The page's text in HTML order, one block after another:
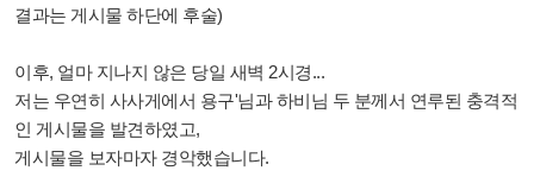
결과는 게시물 하단에 후술)
이후, 얼마 지나지 않은 당일 새벽 2시경...
저는 우연히 사사게에서 용구'님과 하비님 두 분께서 연루된 충격적
인 게시물을 발견하였고,
게시물을 보자마자 경악했습니다.